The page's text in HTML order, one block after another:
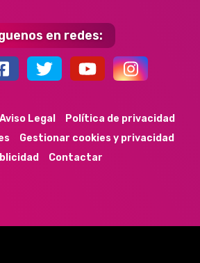
en redes:
Aviso Legal
Política de privacidad
Gestionar cookies y privacidad
Contactar